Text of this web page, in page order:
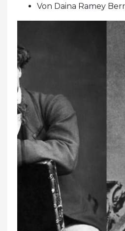
Von Daina Ramey